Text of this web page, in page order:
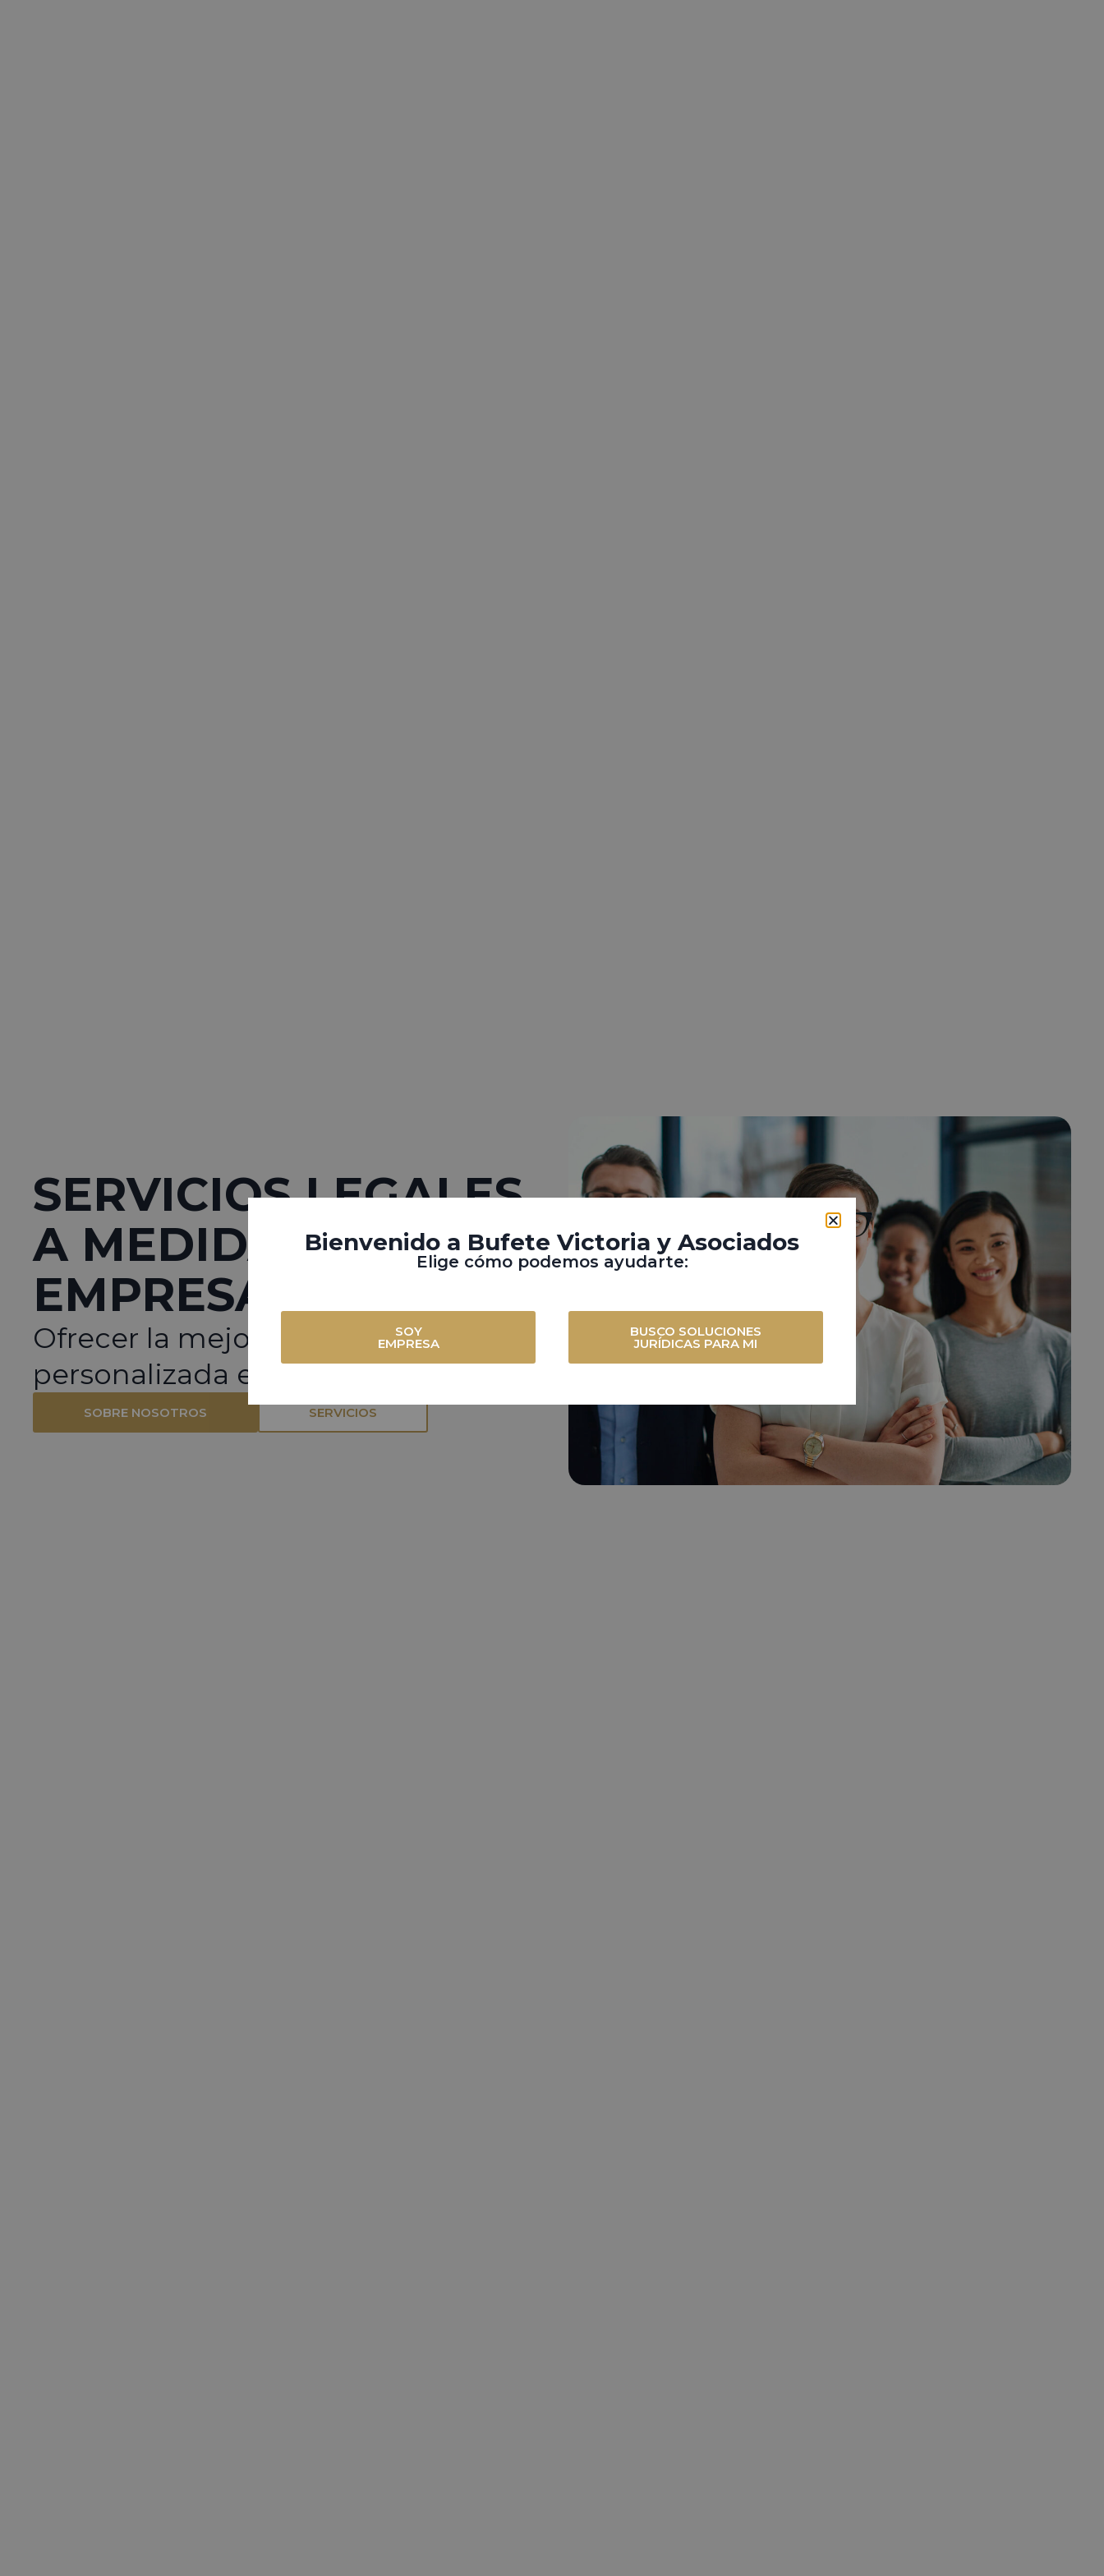
SERVICIOS LEGALES
A MEDIDA PARA
EMPRESAS
Ofrecer la mejor atención
personalizada es nuestra prioridad
SOBRE NOSOTROS SERVICIOS
Bienvenido a Bufete Victoria y Asociados
Elige cómo podemos ayudarte:
SOY
EMPRESA
BUSCO SOLUCIONES
JURÍDICAS PARA MI